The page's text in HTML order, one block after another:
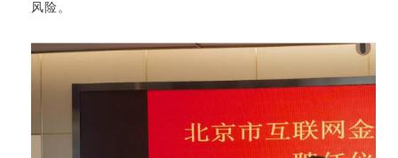
风险。